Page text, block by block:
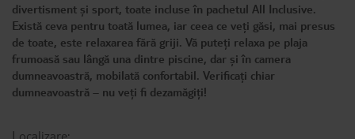
divertisment și sport, toate incluse în pachetul All Inclusive.
Există ceva pentru toată lumea, iar ceea ce veți găsi, mai presus
de toate, este relaxarea fără griji. Vă puteți relaxa pe plaja
frumoasă sau lângă una dintre piscine, dar și în camera
dumneavoastră, mobilată confortabil. Verificați chiar
dumneavoastră – nu veți fi dezamăgiți!
Localizare: